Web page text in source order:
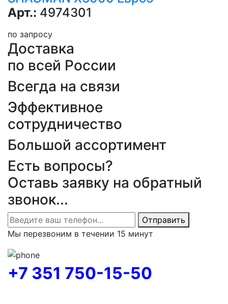
Арт.: 4974301
по запросу
Доставка
по всей России
Всегда на связи
Эффективное
сотрудничество
Большой ассортимент
Есть вопросы?
Оставь заявку на обратный
звонок...
Отправить
Мы перезвоним в течении 15 минут
+7 351 750-15-50